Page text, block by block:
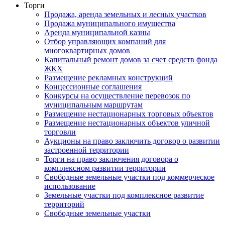
Торги
Продажа, аренда земельных и лесных участков
Продажа муниципального имущества
Аренда муниципальной казны
Отбор управляющих компаний для
многоквартирных домов
Капитальный ремонт домов за счет средств фонда
ЖКХ
Размещение рекламных конструкций
Концессионные соглашения
Конкурсы на осуществление перевозок по
муниципальным маршрутам
Размещение нестационарных торговых объектов
Размещение нестационарных объектов уличной
торговли
Аукционы на право заключить договор о развитии
застроенной территории
Торги на право заключения договора о
комплексном развитии территории
Свободные земельные участки под коммерческое
использование
Земельные участки под комплексное развитие
территорий
Свободные земельные участки